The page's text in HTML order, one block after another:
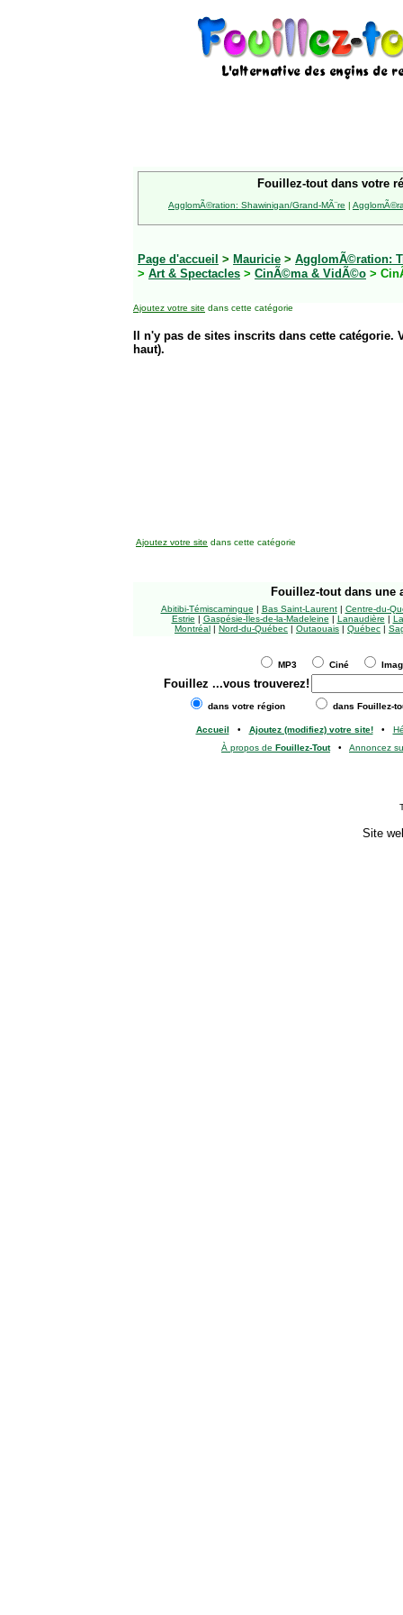
Fouillez-tout dans votre
AgglomÃ©ration: Shawinigan/Grand-MÃ¨re |
Page d'accueil > Mauricie > AgglomÃ©ration:
> Art & Spectacles > CinÃ©ma & VidÃ©o >
Ajoutez votre site dans cette catégorie
Il n'y pas de sites inscrits dans cette
haut).
Ajoutez votre site dans cette catégorie
Fouillez-tout dans une
Abitibi-Témiscamingue | Bas Saint-Laurent| Centre-du-
Estrie | Gaspésie-Îles-de-la-Madeleine | Lanaudière |
Montréal | Nord-du-Québec | Outaouais | Québec |
MP3 Ciné
Fouillez ...vous trouverez!
dans votre région dans Fouillez-
Accueil • Ajoutez (modifiez) votre site!•
À propos de Fouillez-Tout• Annoncez
Site